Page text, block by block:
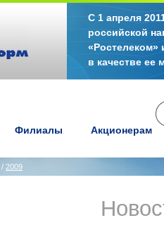
С 1 апреля
российской
«Ростелеком»
в качестве ее
Филиалы Акционерам
/ 2009